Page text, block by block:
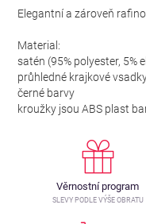
Elegantní a zároveň
Material:
satén (95% polyester, 5%
průhledné krajkové
černé barvy
kroužky jsou ABS plast
Věrnostní program
SLEVY PODLE VÝŠE OBRATU